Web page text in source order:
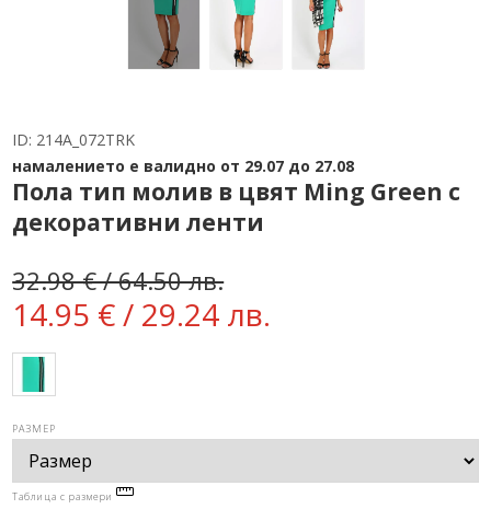
ID: 214A_072TRK
намалението е валидно от 29.07 до 27.08
Пола тип молив в цвят Ming Green с
декоративни ленти
32.98 € / 64.50 лв.
14.95 € / 29.24 лв.
РАЗМЕР
Таблица с размери